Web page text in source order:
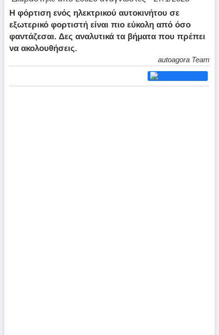
Η φόρτιση ενός ηλεκτρικού αυτοκινήτου σε
εξωτερικό φορτιστή είναι πιο εύκολη από όσο
φαντάζεσαι. Δες αναλυτικά τα βήματα που πρέπει
να ακολουθήσεις.
autoagora Team